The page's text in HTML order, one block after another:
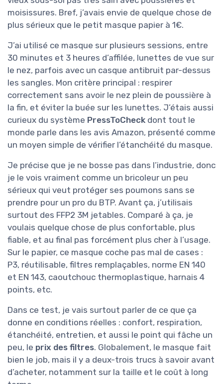
moisissures. Bref, j’avais envie de quelque chose de
plus sérieux que le petit masque papier à 1€.
J’ai utilisé ce masque sur plusieurs sessions, entre
30 minutes et 3 heures d’affilée, lunettes de vue sur
le nez, parfois avec un casque antibruit par-dessus
les sangles. Mon critère principal : respirer
correctement sans avoir le nez plein de poussière à
la fin, et éviter la buée sur les lunettes. J’étais aussi
curieux du système PressToCheck dont tout le
monde parle dans les avis Amazon, présenté comme
un moyen simple de vérifier l’étanchéité du masque.
Je précise que je ne bosse pas dans l’industrie, donc
je le vois vraiment comme un bricoleur un peu
sérieux qui veut protéger ses poumons sans se
prendre pour un pro du BTP. Avant ça, j’utilisais
surtout des FFP2 3M jetables. Comparé à ça, je
voulais quelque chose de plus confortable, plus
fiable, et au final pas forcément plus cher à l’usage.
Sur le papier, ce masque coche pas mal de cases :
P3, réutilisable, filtres remplaçables, norme EN 140
et EN 143, caoutchouc thermoplastique, harnais 4
points, etc.
Dans ce test, je vais surtout parler de ce que ça
donne en conditions réelles : confort, respiration,
étanchéité, entretien, et aussi le point qui fâche un
peu, le prix des filtres. Globalement, le masque fait
bien le job, mais il y a deux-trois trucs à savoir avant
d’acheter, notamment sur la taille et le coût à long